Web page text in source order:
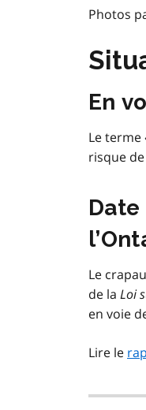
Photos
En
Le terme
risque
Le
de la Loi
en voie
Lire le